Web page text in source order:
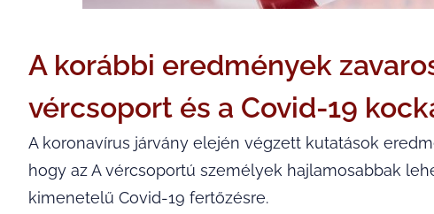
A korábbi eredmények
vércsoport és a Covid-19
A koronavírus járvány elején végzett kutatások
hogy az A vércsoportú személyek hajlamosabbak
kimenetelű Covid-19 fertőzésre.